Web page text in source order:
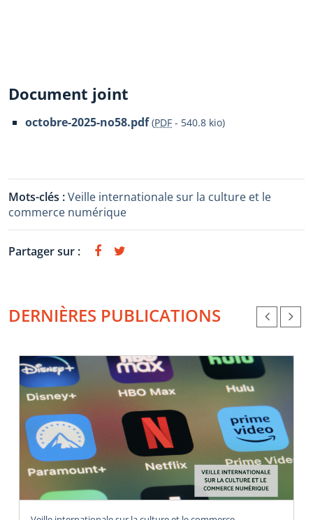
Document joint
octobre-2025-no58.pdf (PDF - 540.8 kio)
Mots-clés :Veille internationale sur la culture et le
commerce numérique
Partager sur :
DERNIÈRES PUBLICATIONS